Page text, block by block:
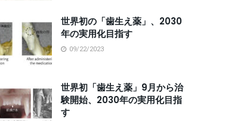
世界初の「歯生え薬」、2030
年の実用化目指す
09/22/2023
世界初「歯生え薬」9月から治
験開始、2030年の実用化目指
す